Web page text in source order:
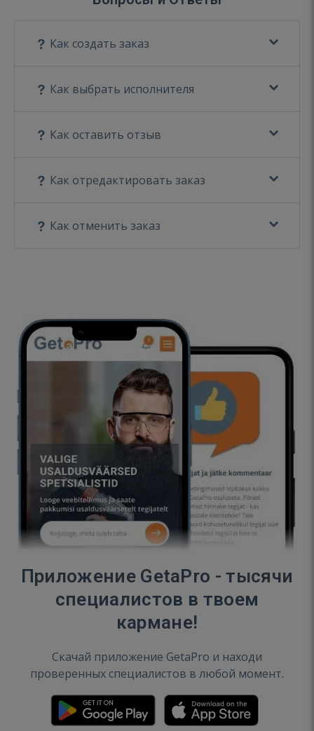
Как создать заказ
Как выбрать исполнителя
Как оставить отзыв
Как отредактировать заказ
Как отменить заказ
Приложение GetaPro - тысячи
специалистов в твоем
кармане!
Скачай приложение GetaPro и находи
проверенных специалистов в любой момент.